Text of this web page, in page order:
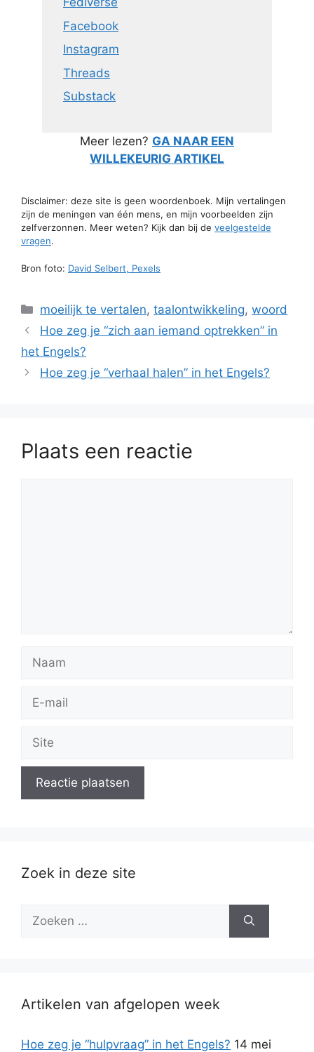
Facebook
Instagram
Threads
Substack
Meer lezen? GA NAAR EEN
WILLEKEURIG ARTIKEL
Disclaimer: deze site is geen woordenboek. Mijn vertalingen
zijn de meningen van één mens, en mijn voorbeelden zijn
zelfverzonnen. Meer weten? Kijk dan bij de veelgestelde
vragen.
Bron foto: David Selbert, Pexels
Categorieën
moeilijk te vertalen,taalontwikkeling,woord
Hoe zeg je “zich aan iemand optrekken” in
het Engels?
Hoe zeg je “verhaal halen” in het Engels?
Plaats een reactie
mail
Zoek in deze site
naar:
Artikelen van afgelopen week
Hoe zeg je “hulpvraag” in het Engels? 14 mei